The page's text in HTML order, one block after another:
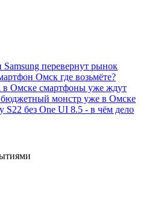
перевернут рынок
Омск где возьмёте?
в Омске смартфоны уже ждут
бюджетный монстр уже в Омске
S22 без One UI 8.5 - в чём дело